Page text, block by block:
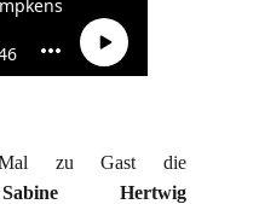
zu Gast die
Sabine Hertwig